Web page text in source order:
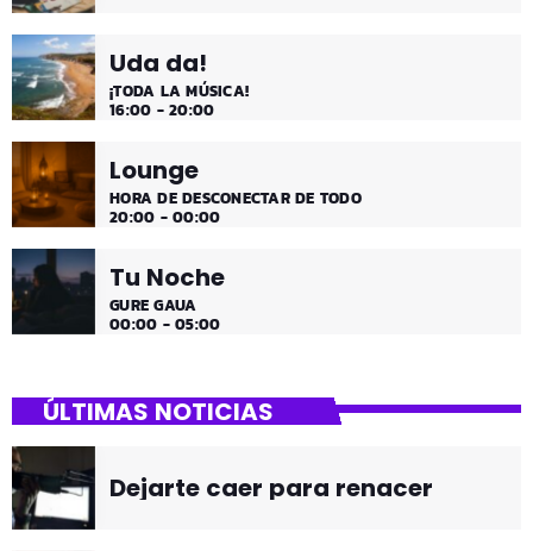
Uda da!
¡TODA LA MÚSICA!
16:00 - 20:00
Lounge
HORA DE DESCONECTAR DE TODO
20:00 - 00:00
Tu Noche
GURE GAUA
00:00 - 05:00
ÚLTIMAS NOTICIAS
Dejarte caer para renacer